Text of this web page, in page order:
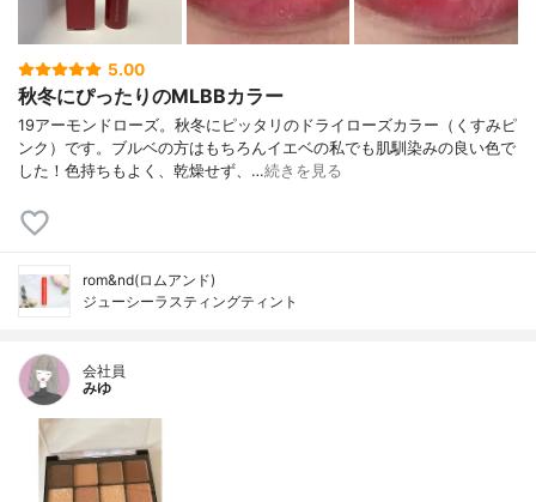
5.00
秋冬にぴったりのMLBBカラー
19アーモンドローズ。秋冬にピッタリのドライローズカラー（くすみピ
ンク）です。ブルベの方はもちろんイエベの私でも肌馴染みの良い色で
した！色持ちもよく、乾燥せず、…続きを見る
rom&nd(ロムアンド)
ジューシーラスティングティント
会社員
みゆ